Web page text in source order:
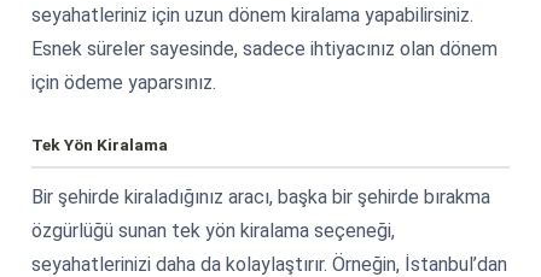
seyahatleriniz için uzun dönem kiralama yapabilirsiniz.
Esnek süreler sayesinde, sadece ihtiyacınız olan dönem
için ödeme yaparsınız.
Tek Yön Kiralama
Bir şehirde kiraladığınız aracı, başka bir şehirde bırakma
özgürlüğü sunan tek yön kiralama seçeneği,
seyahatlerinizi daha da kolaylaştırır. Örneğin, İstanbul’dan